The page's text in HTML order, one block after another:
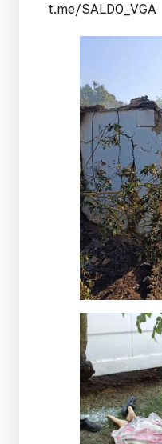
t.me/SALDO_VGA